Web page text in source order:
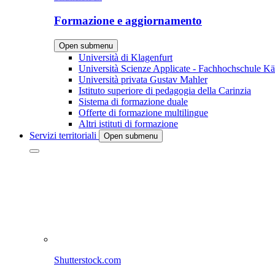
Formazione e aggiornamento
Open submenu
Università di Klagenfurt
Università Scienze Applicate - Fachhochschule
Università privata Gustav Mahler
Istituto superiore di pedagogia della Carinzia
Sistema di formazione duale
Offerte di formazione multilingue
Altri istituti di formazione
Servizi territoriali
Open submenu
Shutterstock.com